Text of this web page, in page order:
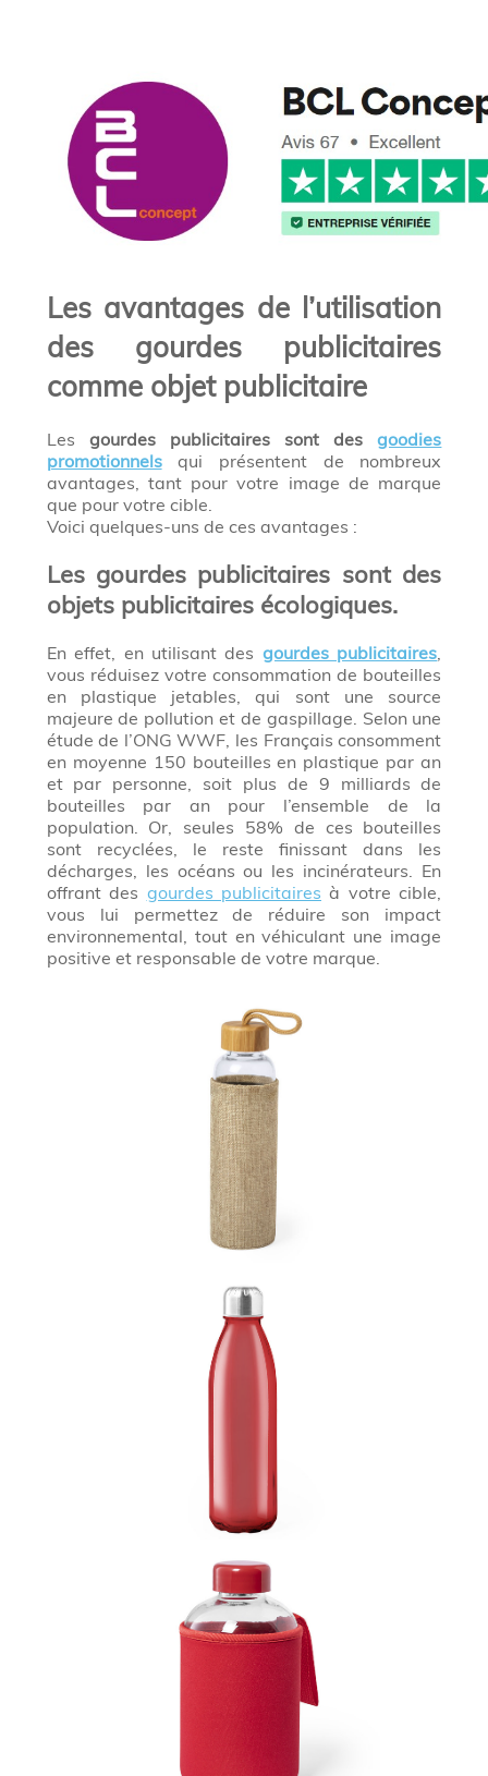
Les avantages de l’utilisation
des gourdes publicitaires
comme objet publicitaire
Les gourdes publicitaires sont desgoodies
promotionnelsqui présentent de nombreux
avantages, tant pour votre image de marque
que pour votre cible.
Voici quelques-uns de ces avantages :
Les gourdes publicitaires sont des
objets publicitaires écologiques.
En effet, en utilisant des gourdes publicitaires,
vous réduisez votre consommation de bouteilles
en plastique jetables, qui sont une source
majeure de pollution et de gaspillage. Selon une
étude de l’ONG WWF, les Français consomment
en moyenne 150 bouteilles en plastique par an
et par personne, soit plus de 9 milliards de
bouteilles par an pour l’ensemble de la
population. Or, seules 58% de ces bouteilles
sont recyclées, le reste finissant dans les
décharges, les océans ou les incinérateurs. En
offrant des gourdes publicitaires à votre cible,
vous lui permettez de réduire son impact
environnemental, tout en véhiculant une image
positive et responsable de votre marque.